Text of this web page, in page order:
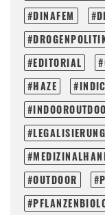
DINAFEM
EDITORIAL
HAZE
LEGALISIERUNG
OUTDOOR